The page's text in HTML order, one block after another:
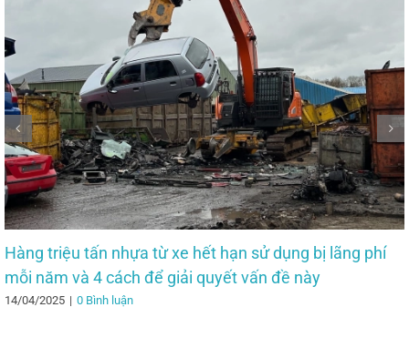
Hàng triệu tấn nhựa từ xe hết hạn sử dụng bị lãng phí
mỗi năm và 4 cách để giải quyết vấn đề này
14/04/2025 | 0 Bình luận